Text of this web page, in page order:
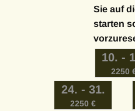
Sie auf
starten
10. -
2250
24. - 31.
2250 €